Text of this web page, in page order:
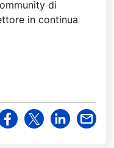
di
in continua
v
v
v